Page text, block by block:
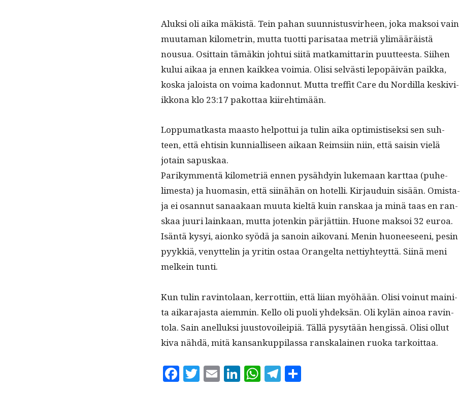
Aluk­si oli aika mäk­istä. Tein pahan suun­nis­tusvirheen, joka mak­soi vain
muu­ta­man kilo­metrin, mut­ta tuot­ti parisa­taa metriä ylimääräistä
nousua. Osit­tain tämäkin joh­tui siitä matkamit­tarin puut­teesta. Siihen
kului aikaa ja ennen kaikkea voimia. Olisi selvästi lep­opäivän paik­ka,
kos­ka jaloista on voima kadon­nut. Mut­ta tre­f­fit Care du Nordil­la keskivi­
ikkona klo 23:17 pakot­taa kiirehtimään.
Lop­pumatkas­ta maas­to helpot­tui ja tulin aika opti­mistisek­si sen suh­
teen, että ehtisin kun­ni­al­liseen aikaan Reim­si­in niin, että saisin vielä
jotain sapuskaa.
Parikym­men­tä kilo­metriä ennen pysähdyin luke­maan kart­taa (puhe­
limes­ta) ja huo­masin, että siinähän on hotel­li. Kir­jauduin sisään. Omis­ta­
ja ei osan­nut sanaakaan muu­ta kieltä kuin ran­skaa ja minä taas en ran­
skaa juuri lainkaan, mut­ta jotenkin pär­jät­ti­in. Huone mak­soi 32 euroa.
Isän­tä kysyi, aionko syödä ja sanoin aiko­vani. Menin huoneeseeni, pesin
pyykkiä, venyt­telin ja yritin ostaa Orangelta net­tiy­hteyt­tä. Siinä meni
melkein tunti.
Kun tulin rav­in­to­laan, ker­rot­ti­in, että liian myöhään. Olisi voin­ut maini­
ta aikara­jas­ta aiem­min. Kel­lo oli puoli yhdek­sän. Oli kylän ain­oa rav­in­
to­la. Sain anel­luk­si juus­tovoileip­iä. Täl­lä pysytään hengis­sä. Olisi ollut
kiva nähdä, mitä kansankup­pi­las­sa ran­skalainen ruo­ka tarkoittaa.
F T E Li W T S